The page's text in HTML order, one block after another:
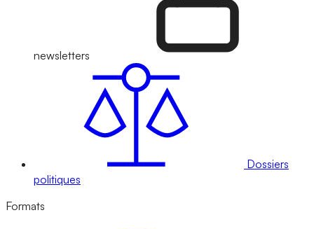
newsletters
Dossiers
politiques
Formats